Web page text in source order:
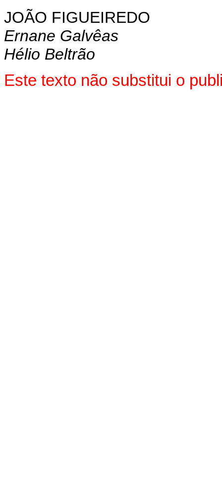
JOÃO FIGUEIREDO
Ernane Galvêas
Hélio Beltrão
Este texto não substitui o